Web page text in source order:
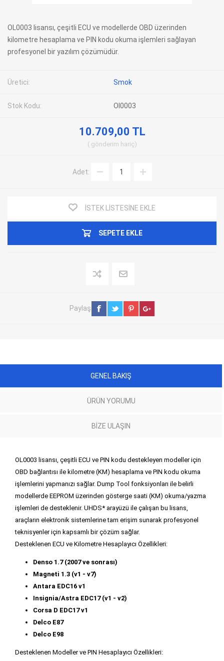
OL0003 lisansı, çeşitli ECU ve modellerde OBD üzerinden
kilometre hesaplama ve PIN kodu okuma işlemleri sağlayan
profesyonel bir yazılım çözümüdür.
Üretici: Smok
Stok Kodu: Ol0003
10.709,00 TL
gönderim hariç
Adet:
İSTEK LISTESINE EKLE
SEPETE EKLE
Paylaş
GENEL BAKIŞ
ÜRÜN YORUMU
BIZE ULAŞIN
OL0003 lisansı, çeşitli ECU ve PIN kodu destekleyen modeller için
OBD bağlantısı ile kilometre (KM) hesaplama ve PIN kodu okuma
işlemlerini yapmanızı sağlar. Dump Tool fonksiyonları ile belirli
modellerde EEPROM üzerinden gösterge saati (KM) okuma/yazma
işlemleri de desteklenir. UHDS* arayüzü ile çalışan bu lisans,
araçların elektronik sistemlerine tam erişim sunarak profesyonel
teknisyenler için kapsamlı bir çözüm sağlar.
Desteklenen ECU ve Kilometre Hesaplayıcı Özellikleri:
Denso 1.7 (2007 ve sonrası)
Magneti 1.3 (v1 - v7)
Antara EDC16 v1
Insignia/Astra EDC17 (v1 - v2)
Corsa D EDC17 v1
Delco E87
Delco E98
Desteklenen Modeller ve PIN Hesaplayıcı Özellikleri: